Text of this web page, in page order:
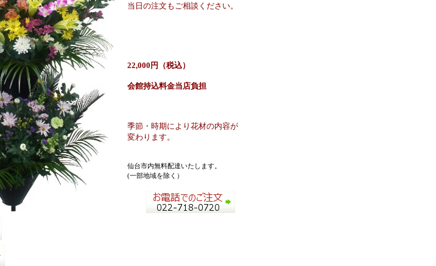
当日の注文もご相談ください。
22,000円（税込）
会館持込料金当店負担
季節・時期により花材の内容が
変わります。
仙台市内無料配達いたします。
(一部地域を除く）